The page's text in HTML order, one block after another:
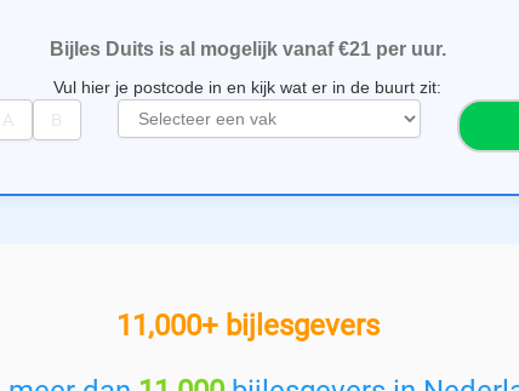
Bijles Duits is al mogelijk vanaf €21 per uur.
Vul hier je postcode in en kijk wat er in de buurt zit:
e
e
11,000+ bijlesgevers